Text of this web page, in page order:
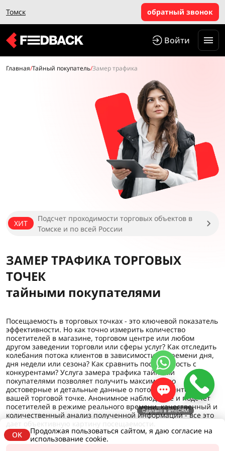
Томск обратный звонок
Войти
Главная/Тайный покупатель/Замер трафика
ХИТ
Подсчет проходимости торговых объектов в
Томске и по всей России
ЗАМЕР ТРАФИКА ТОРГОВЫХ
ТОЧЕК
тайными покупателями
Посещаемость в торговых точках - это ключевой показатель
эффективности. Но как точно измерить количество
посетителей в магазине, торговом центре или любом
другом заведении торговли или сферы услуг? Как отследить
колебания потока клиентов в зависимости от времени дня,
дня недели или сезона? Как сравнить посещаемость с
конкурентами? Услуга замера трафика тайными
покупателями позволяет получить максимально
достоверные и детальные данные о потоке клиентов в
вашей торговой точке. Анонимное наблюдение и подсчет
посетителей в режиме реального времени, качественный и
количественный анализ полученной информации - все это
OK
Продолжая пользоваться сайтом, я даю согласие на
использование cookie.
Сделано в amoCRM